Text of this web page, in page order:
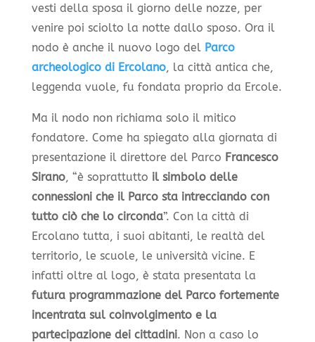
vesti della sposa il giorno delle nozze, per
venire poi sciolto la notte dallo sposo. Ora il
nodo è anche il nuovo logo del Parco
archeologico di Ercolano, la città antica che,
leggenda vuole, fu fondata proprio da Ercole.
Ma il nodo non richiama solo il mitico
fondatore. Come ha spiegato alla giornata di
presentazione il direttore del Parco Francesco
Sirano, “è soprattutto il simbolo delle
connessioni che il Parco sta intrecciando con
tutto ciò che lo circonda”. Con la città di
Ercolano tutta, i suoi abitanti, le realtà del
territorio, le scuole, le università vicine. E
infatti oltre al logo, è stata presentata la
futura programmazione del Parco fortemente
incentrata sul coinvolgimento e la
partecipazione dei cittadini. Non a caso lo